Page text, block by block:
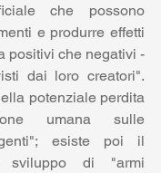
che possono
e produrre effetti
positivi che negativi -
dai loro creatori".
potenziale perdita
umana sulle
esiste poi il
di "armi